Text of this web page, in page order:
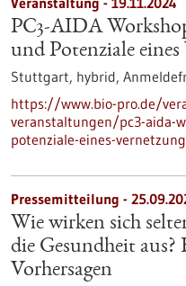
PC3-AIDA
und Potenziale
Stuttgart, hybrid,
https://www.bio-pro.de/
veranstaltungen/pc3-aida-
potenziale-eines-
Pressemitteilung -
Wie wirken sich
die Gesundheit
Vorhersagen